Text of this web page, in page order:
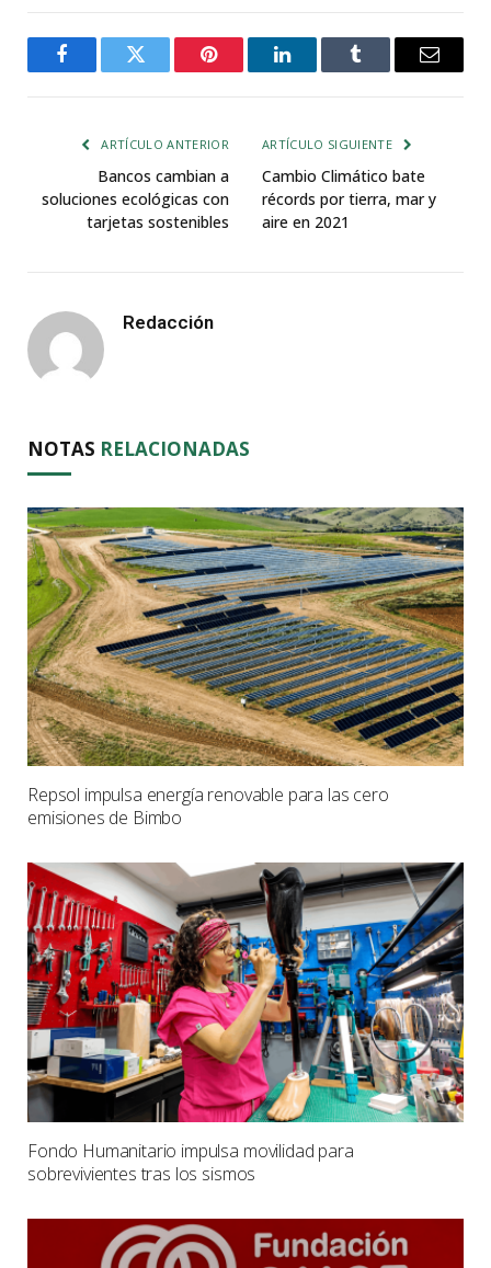
FacebookTwitter Pinterest LinkedInTumblr Email
ARTÍCULO ANTERIOR
Bancos cambian a
soluciones ecológicas con
tarjetas sostenibles
ARTÍCULO SIGUIENTE
Cambio Climático bate
récords por tierra, mar y
aire en 2021
Redacción
NOTAS RELACIONADAS
Repsol impulsa energía renovable para las cero
emisiones de Bimbo
Fondo Humanitario impulsa movilidad para
sobrevivientes tras los sismos